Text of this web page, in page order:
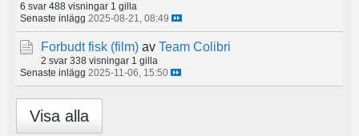
6 svar 488 visningar 1 gilla
Senaste inlägg 2025-08-21, 08:49
Forbudt fisk (film) av Team Colibri
2 svar 338 visningar 1 gilla
Senaste inlägg 2025-11-06, 15:50
Visa alla